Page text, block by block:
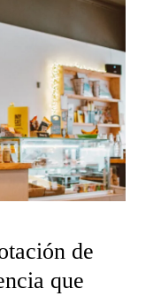
de
que